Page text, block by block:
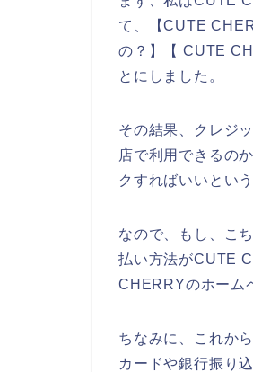
て、【CUTE
の？】【 CUTE
とにしました。
その結果、クレジ
店で利用できるの
クすればいいとい
なので、もし、こ
払い方法がCUTE
CHERRYのホーム
ちなみに、これか
カードや銀行振り